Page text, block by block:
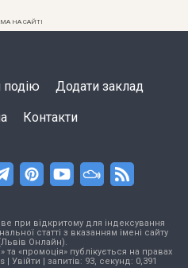
НА САЙТІ
подію Додати заклад
Контакти
при відкритому для індексування
статті з вказанням імені сайту
Онлайн).
«промоція» публікується на правах
| Увійти | запитів: 93, секунд: 0,391